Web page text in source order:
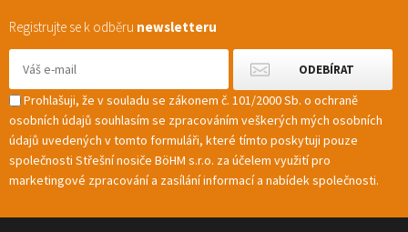
Registrujte se k odběru newsletteru
Prohlašuji, že v souladu se zákonem č. 101/2000 Sb. o ochraně
osobních údajů souhlasím se zpracováním veškerých mých osobních
údajů uvedených v tomto formuláři, které tímto poskytuji pouze
společnosti Střešní nosiče BöHM s.r.o. za účelem využití pro
marketingové zpracování a zasílání informací a nabídek společnosti.